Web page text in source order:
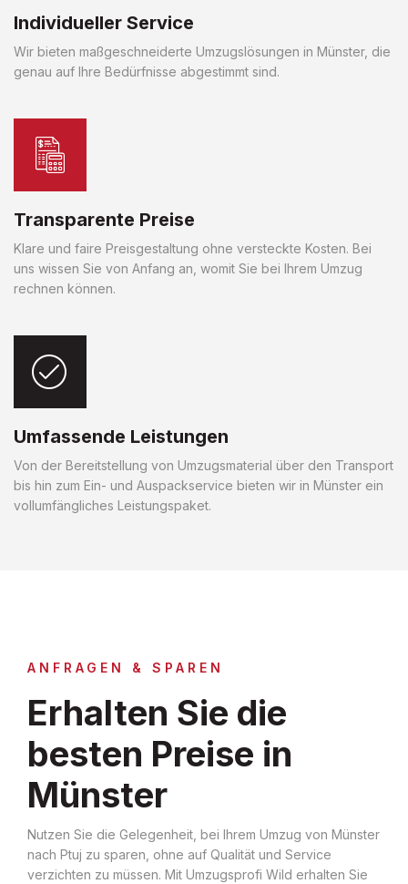
Individueller Service
Wir bieten maßgeschneiderte Umzugslösungen in Münster, die
genau auf Ihre Bedürfnisse abgestimmt sind.
Transparente Preise
Klare und faire Preisgestaltung ohne versteckte Kosten. Bei
uns wissen Sie von Anfang an, womit Sie bei Ihrem Umzug
rechnen können.
Umfassende Leistungen
Von der Bereitstellung von Umzugsmaterial über den Transport
bis hin zum Ein- und Auspackservice bieten wir in Münster ein
vollumfängliches Leistungspaket.
ANFRAGEN & SPAREN
Erhalten Sie die
besten Preise in
Münster
Nutzen Sie die Gelegenheit, bei Ihrem Umzug von Münster
nach Ptuj zu sparen, ohne auf Qualität und Service
verzichten zu müssen. Mit Umzugsprofi Wild erhalten Sie